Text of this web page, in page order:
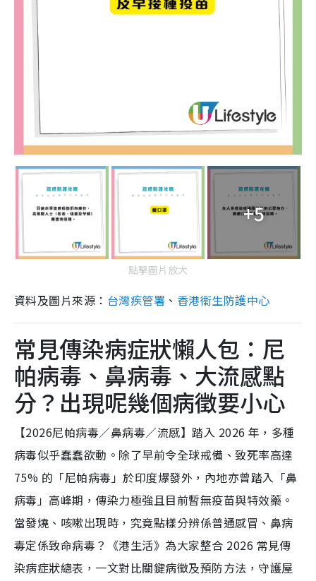
+5
點擊圖片放大
資料及圖片來源： 台灣疾管署 、 香港衞生防護中心
常見傳染病症狀懶人包：尼
帕病毒、鼻病毒、大流感點
分？出現呢幾個病徵要小心
【2026尼帕病毒／鼻病毒／流感】踏入 2026 年，多種
病毒似乎蠢蠢欲動。除了早前令全球戒備、致死率高達
75% 的「尼帕病毒」於印度爆發外，內地亦曾踏入「鼻
病毒」高峰期，傳染力極強且目前暫無疫苗與特效藥。
當發燒、咳嗽出現時，究竟點樣分辨係普通感冒、鼻病
毒定係致命病毒？《港生活》為大家整合 2026 常見傳
染病症狀總表，一文對比關鍵病徵及預防方法，守護屋